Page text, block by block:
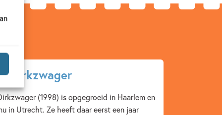
Dirkzwager
(1998) is opgegroeid in Haarlem en
in Utrecht. Ze heeft daar eerst een jaar